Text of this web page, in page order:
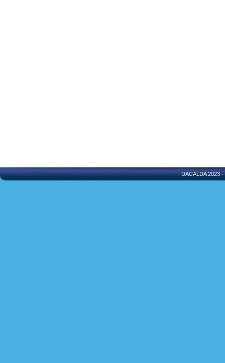
DACALDA 2023